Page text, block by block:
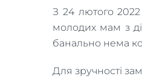
З 24 лютого 2022
молодих мам з
банально нема
Для зручності